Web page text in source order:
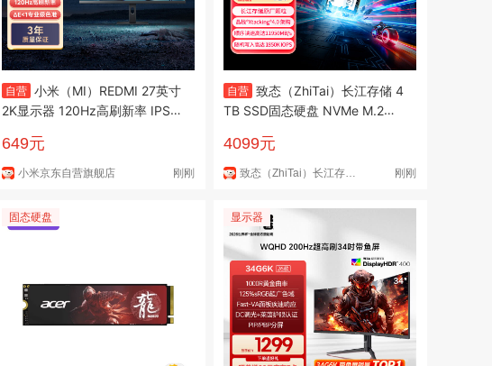
自营 小米（MI）REDMI 27英寸
2K显示器 120Hz高刷新率 IPS
A27Q 2026款
649元
小米京东自营旗舰店 刚刚
自营 致态（ZhiTai）长江存储 4
TB SSD固态硬盘 NVMe M.2接
产品)
4099元
致态（ZhiTai）长江存储京东自营旗舰店 刚刚
固态硬盘 显示器